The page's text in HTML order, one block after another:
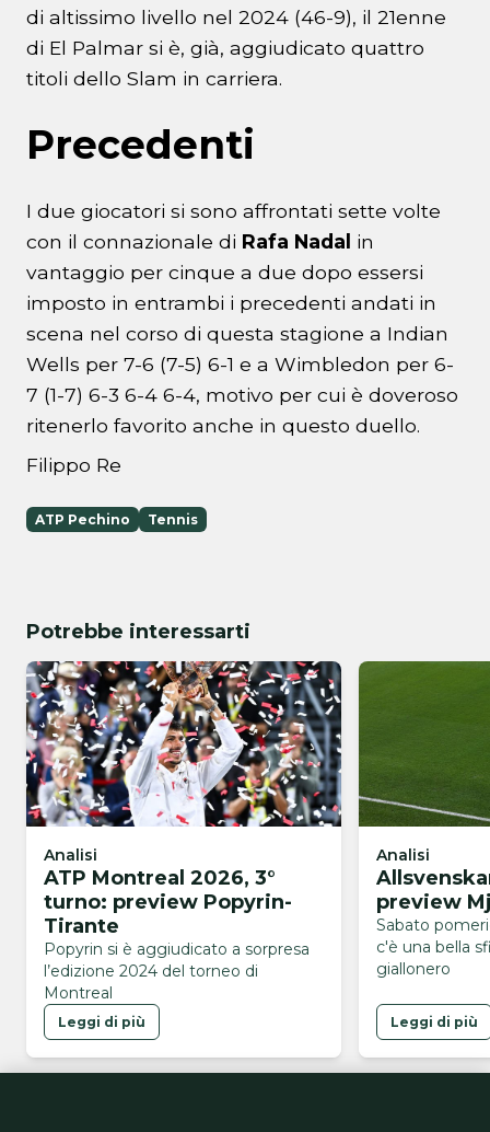
di altissimo livello nel 2024 (46-9), il 21enne
di El Palmar si è, già, aggiudicato quattro
titoli dello Slam in carriera.
Precedenti
I due giocatori si sono affrontati sette volte
con il connazionale di Rafa Nadal in
vantaggio per cinque a due dopo essersi
imposto in entrambi i precedenti andati in
scena nel corso di questa stagione a Indian
Wells per 7-6 (7-5) 6-1 e a Wimbledon per 6-
7 (1-7) 6-3 6-4 6-4, motivo per cui è doveroso
ritenerlo favorito anche in questo duello.
Filippo Re
ATP Pechino Tennis
Potrebbe interessarti
Analisi
ATP Montreal 2026, 3°
turno: preview Popyrin-
Tirante
Popyrin si è aggiudicato a sorpresa
l’edizione 2024 del torneo di
Montreal
Leggi di più
Analisi
preview
Sabato
c'è una bella
giallonero
Leggi di più